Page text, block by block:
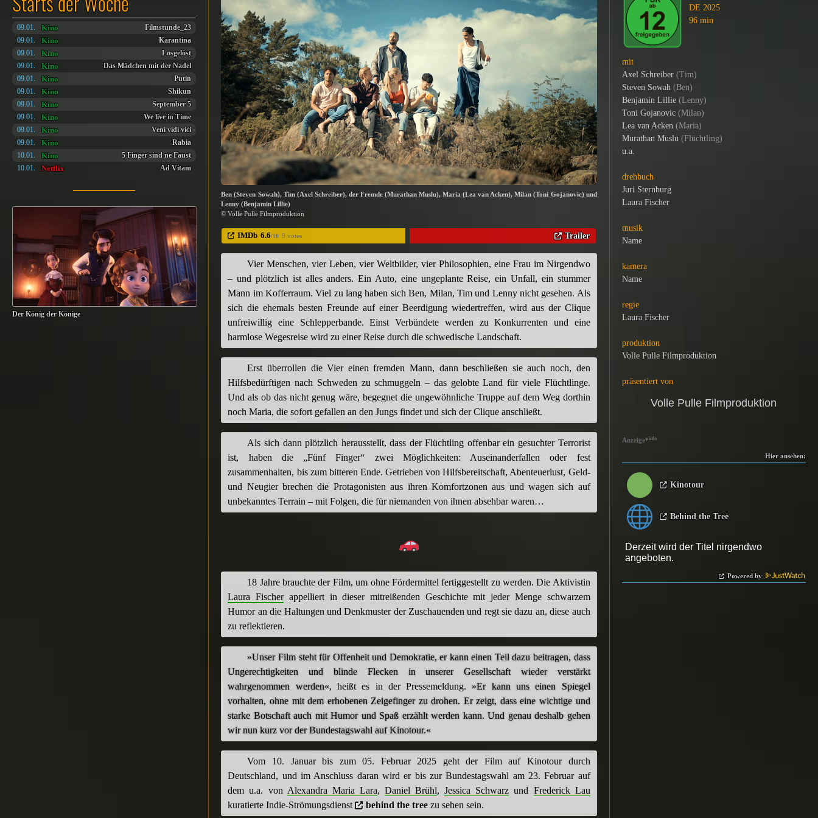
Filmstunde_23
Kino
09.01.
Karantina
Kino
09.01.
Losgelöst
Kino
09.01.
Das Mädchen mit der Nadel
Kino
09.01.
Putin
Kino
09.01.
Shikun
Kino
09.01.
September 5
Kino
09.01.
We live in Time
Kino
09.01.
Veni vidi vici
Kino
09.01.
Rabia
Kino
09.01.
5 Finger sind ne Faust
Kino
10.01.
Ad Vitam
Netflix
10.01.
Der König der Könige
Ben (Steven Sowah), Tim (Axel Schreiber), der Fremde (Murathan Muslu), Maria (Lea van Acken), Milan (Toni Gojanovic) und
Lenny (Benjamin Lillie)
© Volle Pulle Filmproduktion
IMDb 6.6/10 9 votes Trailer
Vier Menschen, vier Leben, vier Weltbilder, vier Philosophien, eine Frau im Nirgendwo
– und plötzlich ist alles anders. Ein Auto, eine ungeplante Reise, ein Unfall, ein stummer
Mann im Kofferraum. Viel zu lang haben sich Ben, Milan, Tim und Lenny nicht gesehen. Als
sich die ehemals besten Freunde auf einer Beerdigung wiedertreffen, wird aus der Clique
unfreiwillig eine Schlepperbande. Einst Verbündete werden zu Konkurrenten und eine
harmlose Wegesreise wird zu einer Reise durch die schwedische Landschaft.
Erst überrollen die Vier einen fremden Mann, dann beschließen sie auch noch, den
Hilfsbedürftigen nach Schweden zu schmuggeln – das gelobte Land für viele Flüchtlinge.
Und als ob das nicht genug wäre, begegnet die ungewöhnliche Truppe auf dem Weg dorthin
noch Maria, die sofort gefallen an den Jungs findet und sich der Clique anschließt.
Als sich dann plötzlich herausstellt, dass der Flüchtling offenbar ein gesuchter Terrorist
ist, haben die „Fünf Finger“ zwei Möglichkeiten: Auseinanderfallen oder fest
zusammenhalten, bis zum bitteren Ende. Getrieben von Hilfsbereitschaft, Abenteuerlust, Geld-
und Neugier brechen die Protagonisten aus ihren Komfortzonen aus und wagen sich auf
unbekanntes Terrain – mit Folgen, die für niemanden von ihnen absehbar waren…
18 Jahre brauchte der Film, um ohne Fördermittel fertiggestellt zu werden. Die Aktivistin
Laura Fischerappelliert in dieser mitreißenden Geschichte mit jeder Menge schwarzem
Humor an die Haltungen und Denkmuster der Zuschauenden und regt sie dazu an, diese auch
zu reflektieren.
»Unser Film steht für Offenheit und Demokratie, er kann einen Teil dazu beitragen, dass
Ungerechtigkeiten und blinde Flecken in unserer Gesellschaft wieder verstärkt
wahrgenommen werden«, heißt es in der Pressemeldung.»Er kann uns einen Spiegel
vorhalten, ohne mit dem erhobenen Zeigefinger zu drohen. Er zeigt, dass eine wichtige und
starke Botschaft auch mit Humor und Spaß erzählt werden kann. Und genau deshalb gehen
wir nun kurz vor der Bundestagswahl auf Kinotour.«
Vom 10. Januar bis zum 05. Februar 2025 geht der Film auf Kinotour durch
Deutschland, und im Anschluss daran wird er bis zur Bundestagswahl am 23. Februar auf
dem u.a. von Alexandra Maria Lara,Daniel Brühl,Jessica Schwarz und Frederick Lau
kuratierte Indie-Strömungsdienst
behind the treezu sehen sein.
DE 2025
96 min
mit
Axel Schreiber (Tim)
Steven Sowah (Ben)
Benjamin Lillie (Lenny)
Toni Gojanovic (Milan)
Lea van Acken (Maria)
Murathan Muslu (Flüchtling)
u.a.
drehbuch
Juri Sternburg
Laura Fischer
musik
Name
kamera
Name
regie
Laura Fischer
produktion
Volle Pulle Filmproduktion
präsentiert von
Volle Pulle Filmproduktion
Anzeige*info
Hier ansehen:
Kinotour
Behind the Tree
Powered by